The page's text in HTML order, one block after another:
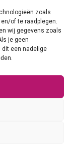
zoals
of te raadplegen.
wij gegevens zoals
je geen
een nadelige